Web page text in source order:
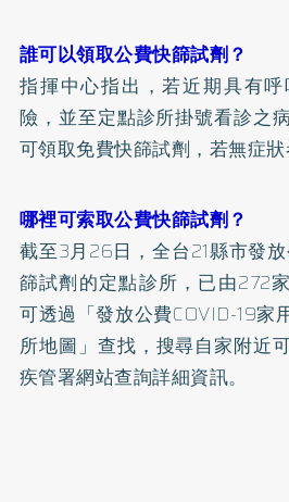
誰可以領取公費快篩試劑？
指揮中心指出，若近期具有
險，並至定點診所掛號看診之
可領取免費快篩試劑，若無症狀
哪裡可索取公費快篩試劑？
截至3月26日，全台21縣市發
篩試劑的定點診所，已由272
可透過 「發放公費COVID-19
所地圖」 查找，搜尋自家附近
疾管署網站查詢詳細資訊。